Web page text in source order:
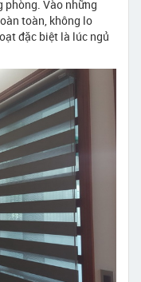
phòng. Vào những
toàn, không lo
đặc biệt là lúc ngủ